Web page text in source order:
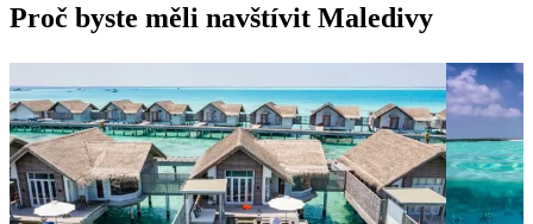
Proč byste měli navštívit Maledivy